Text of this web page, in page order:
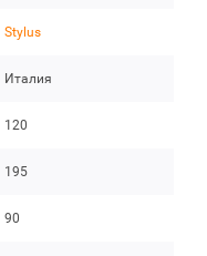
Stylus
Италия
120
195
90